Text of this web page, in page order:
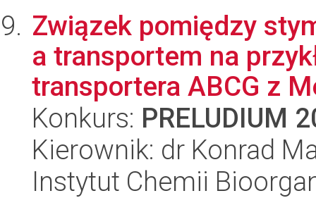
Związek pomiędzy
a transportem na
transportera ABCG z
Konkurs: PRELUDIUM
Kierownik: dr Konrad
Instytut Chemii